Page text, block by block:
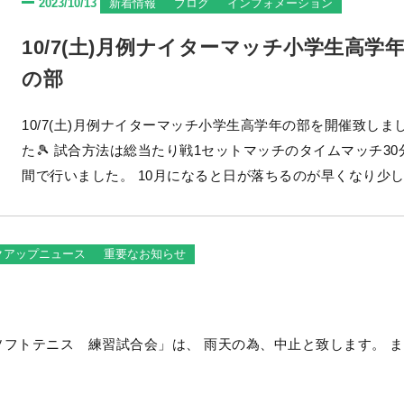
2023/10/13 新着情報 ブログ インフォメーション
10/7(土)月例ナイターマッチ小学生高学年
の部
10/7(土)月例ナイターマッチ小学生高学年の部を開催致しま
た🎾 試合方法は総当たり戦1セットマッチのタイムマッチ30分
間で行いました。 10月になると日が落ちるのが早くなり少し肌
ー￣)ﾆﾔﾘ 3時間頑張って行こう！！ 小学生高学年の部は、ラリ
アップニュース 重要なお知らせ
会」は、 雨天の為、中止と致します。 また